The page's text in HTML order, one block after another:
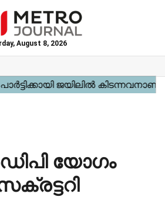
August 8, 2026
യോഗം